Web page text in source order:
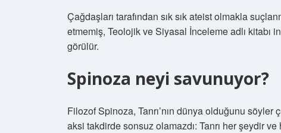
Çağdaşları tarafından sık sık ateist olmakla
etmemiş, Teolojik ve Siyasal İnceleme adlı kitabı
görülür.
Spinoza neyi savunuyor?
Filozof Spinoza, Tanrı’nın dünya olduğunu söyler
aksi takdirde sonsuz olamazdı: Tanrı her şeydir ve